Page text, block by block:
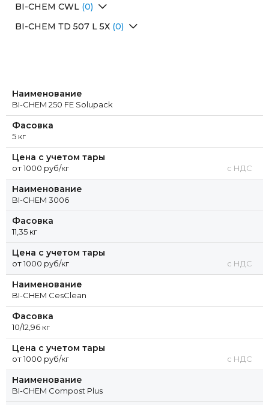
BI-CHEM СWL (0)
BI-CHEM ТD 507 L 5Х (0)
Наименование
BI-CHEM 250 FE Solupack
Фасовка
5 кг
Цена с учетом тары
от 1000 руб/кг с НДС
Наименование
BI-CHEM 3006
Фасовка
11,35 кг
Цена с учетом тары
от 1000 руб/кг с НДС
Наименование
BI-CHEM CesClean
Фасовка
10/12,96 кг
Цена с учетом тары
от 1000 руб/кг с НДС
Наименование
BI-CHEM Compost Plus